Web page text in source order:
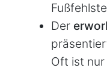
Der
Oft ist nur